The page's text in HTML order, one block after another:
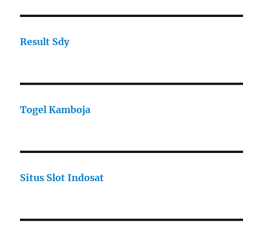
Result Sdy
Togel Kamboja
Situs Slot Indosat